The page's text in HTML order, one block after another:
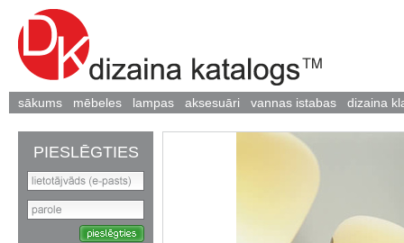
sākums mēbeles lampas aksesuāri vannas istabas dizaina
PIESLĒGTIES